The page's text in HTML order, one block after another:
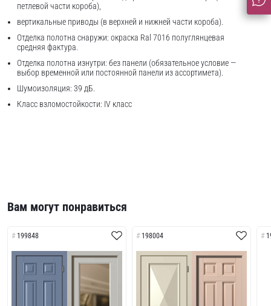
петлевой части короба),
вертикальные приводы (в верхней и нижней части короба).
Отделка полотна снаружи: окраска Ral 7016 полуглянцевая
средняя фактура.
Отделка полотна изнутри: без панели (обязательное условие —
выбор временной или постоянной панели из ассортимета).
Шумоизоляция: 39 дБ.
Класс взломостойкости: IV класс
Вам могут понравиться
199848 198004